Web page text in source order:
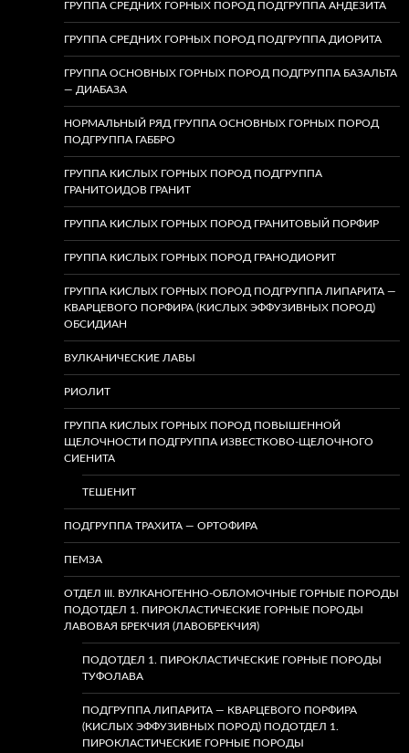
ГРУППА СРЕДНИХ ГОРНЫХ ПОРОД ПОДГРУППА АНДЕЗИТА
ГРУППА СРЕДНИХ ГОРНЫХ ПОРОД ПОДГРУППА ДИОРИТА
ГРУППА ОСНОВНЫХ ГОРНЫХ ПОРОД ПОДГРУППА БАЗАЛЬТА
— ДИАБАЗА
НОРМАЛЬНЫЙ РЯД ГРУППА ОСНОВНЫХ ГОРНЫХ ПОРОД
ПОДГРУППА ГАББРО
ГРУППА КИСЛЫХ ГОРНЫХ ПОРОД ПОДГРУППА
ГРАНИТОИДОВ ГРАНИТ
ГРУППА КИСЛЫХ ГОРНЫХ ПОРОД ГРАНИТОВЫЙ ПОРФИР
ГРУППА КИСЛЫХ ГОРНЫХ ПОРОД ГРАНОДИОРИТ
ГРУППА КИСЛЫХ ГОРНЫХ ПОРОД ПОДГРУППА ЛИПАРИТА —
КВАРЦЕВОГО ПОРФИРА (КИСЛЫХ ЭФФУЗИВНЫХ ПОРОД)
ОБСИДИАН
ВУЛКАНИЧЕСКИЕ ЛАВЫ
РИОЛИТ
ГРУППА КИСЛЫХ ГОРНЫХ ПОРОД ПОВЫШЕННОЙ
ЩЕЛОЧНОСТИ ПОДГРУППА ИЗВЕСТКОВО-ЩЕЛОЧНОГО
СИЕНИТА
ТЕШЕНИТ
ПОДГРУППА ТРАХИТА — ОРТОФИРА
ПЕМЗА
ОТДЕЛ III. ВУЛКАНОГЕННО-ОБЛОМОЧНЫЕ ГОРНЫЕ ПОРОДЫ
ПОДОТДЕЛ 1. ПИРОКЛАСТИЧЕСКИЕ ГОРНЫЕ ПОРОДЫ
ЛАВОВАЯ БРЕКЧИЯ (ЛАВОБРЕКЧИЯ)
ПОДОТДЕЛ 1. ПИРОКЛАСТИЧЕСКИЕ ГОРНЫЕ ПОРОДЫ
ТУФОЛАВА
ПОДГРУППА ЛИПАРИТА — КВАРЦЕВОГО ПОРФИРА
(КИСЛЫХ ЭФФУЗИВНЫХ ПОРОД) ПОДОТДЕЛ 1.
ПИРОКЛАСТИЧЕСКИЕ ГОРНЫЕ ПОРОДЫ